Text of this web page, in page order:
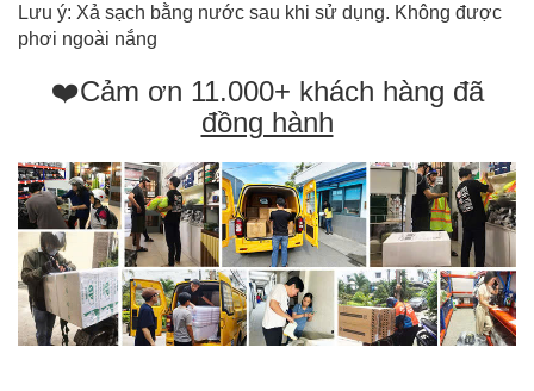
Lưu ý: Xả sạch bằng nước sau khi sử dụng. Không được
phơi ngoài nắng
❤️Cảm ơn 11.000+ khách hàng đã
đồng hành